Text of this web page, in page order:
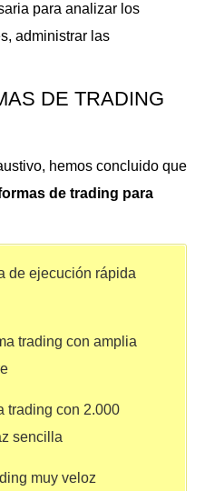
para analizar los
administrar las
DE TRADING
hemos concluido que
de trading para
de ejecución rápida
trading con amplia
trading con 2.000
sencilla
muy veloz